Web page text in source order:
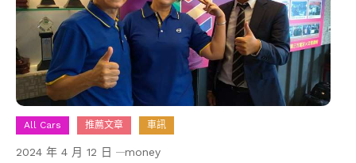
All Cars 推薦文章 車訊
2024 年 4 月 12 日 money